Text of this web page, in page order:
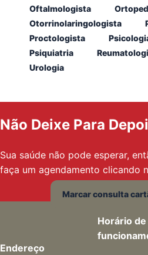
Oftalmologista
Otorrinolaringologista
Proctologista
Psiquiatria
Urologia
Não Deixe Para
Sua saúde não pode esperar,
faça um agendamento clicando
Marcar consulta
Endereço
Horário de